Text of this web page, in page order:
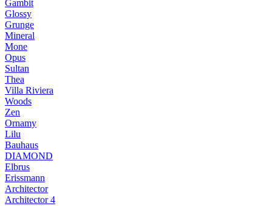
Gambit
Glossy
Grunge
Mineral
Mone
Opus
Sultan
Thea
Villa Riviera
Woods
Zen
Ornamy
Lilu
Bauhaus
DIAMOND
Elbrus
Erissmann
Architector
Architector 4